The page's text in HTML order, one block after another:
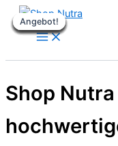
Zum
Inhalt
Shop
Angebot!
Angebot!
Angebot!
Angebot!
Angebot!
Angebot!
Angebot!
Angebot!
Angebot!
Angebot!